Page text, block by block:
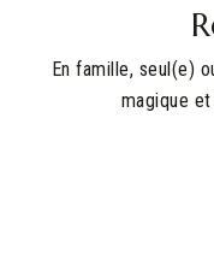
En famille, seul(e)
magique